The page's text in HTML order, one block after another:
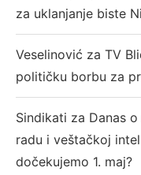
za uklanjanje biste
Veselinović za TV
političku borbu za
Sindikati za Danas
radu i veštačkoj
dočekujemo 1. maj?